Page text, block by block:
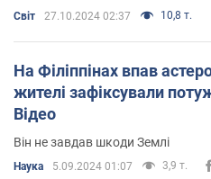
Світ 27.10.2024 02:37 10,8 т.
На Філіппінах впав
жителі зафіксували
Відео
Він не завдав шкоди Землі
Наука 5.09.2024 01:07 3,9 т.